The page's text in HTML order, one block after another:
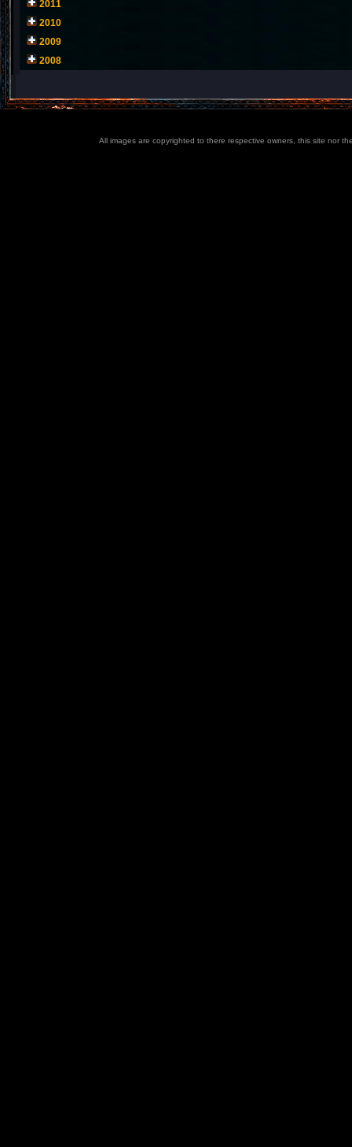
2011
2010
2009
2008
All images are copyrighted to there respective owners, this site nor